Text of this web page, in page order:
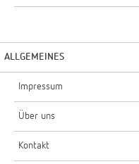
ALLGEMEINES
Impressum
Über uns
Kontakt